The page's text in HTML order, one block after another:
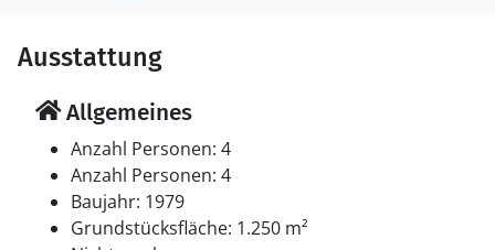
Ausstattung
Allgemeines
Anzahl Personen: 4
Anzahl Personen: 4
Baujahr: 1979
Grundstücksfläche: 1.250 m²